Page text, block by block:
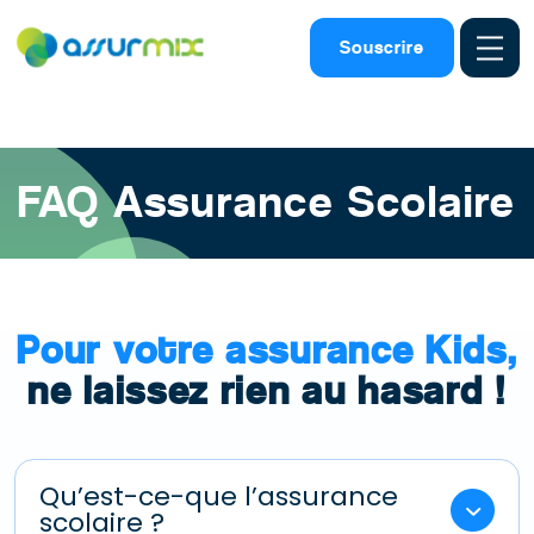
Souscrire
Assurance scolaire
Assurance scolaire obligatoire
etudiant
FAQ Assurance Scolaire
Pour votre assurance Kids,
ne laissez rien au hasard !
Qu’est-ce-que l’assurance
scolaire ?